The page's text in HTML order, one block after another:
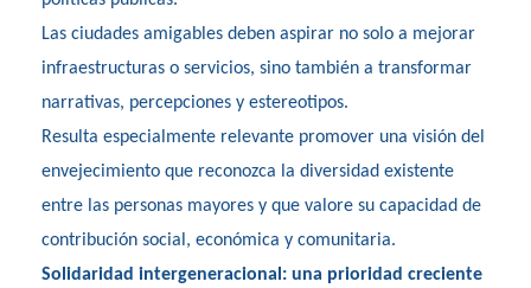
Las ciudades amigables deben aspirar no solo a mejorar
infraestructuras o servicios, sino también a transformar
narrativas, percepciones y estereotipos.
Resulta especialmente relevante promover una visión del
envejecimiento que reconozca la diversidad existente
entre las personas mayores y que valore su capacidad de
contribución social, económica y comunitaria.
Solidaridad intergeneracional: una prioridad creciente